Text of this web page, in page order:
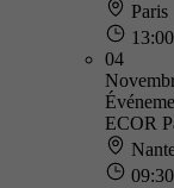
Paris
04
ECOR